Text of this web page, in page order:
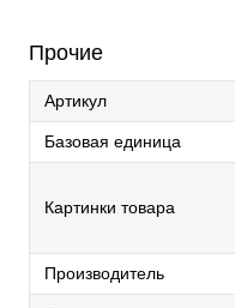
Прочие
Артикул
Базовая единица
Картинки товара
Производитель